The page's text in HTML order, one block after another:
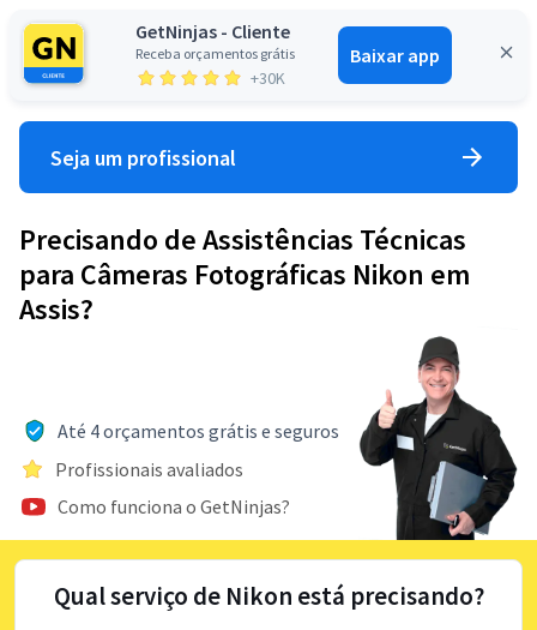
GetNinjas - Cliente
Receba orçamentos grátis
+30K
Baixar app
Entrar
Seja um profissional
Precisando de Assistências Técnicas
para Câmeras Fotográficas Nikon em
Assis?
Até 4 orçamentos grátis e seguros
Profissionais avaliados
Como funciona o GetNinjas?
Qual serviço de Nikon está precisando?